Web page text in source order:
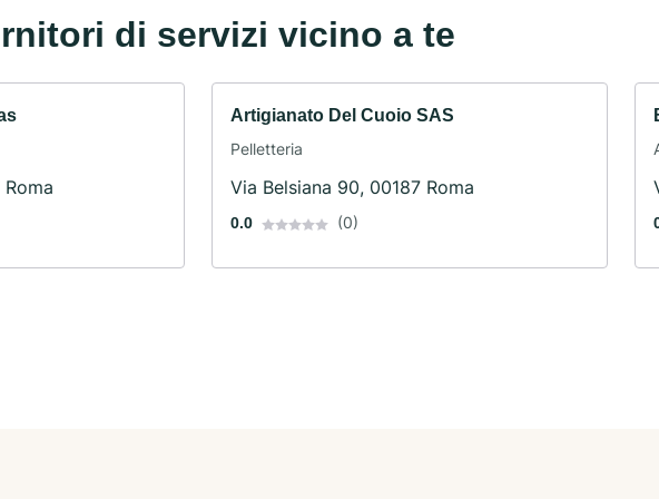
di servizi vicino a te
Artigianato Del Cuoio SAS
Pelletteria
Via Belsiana 90, 00187 Roma
0.0 (0)